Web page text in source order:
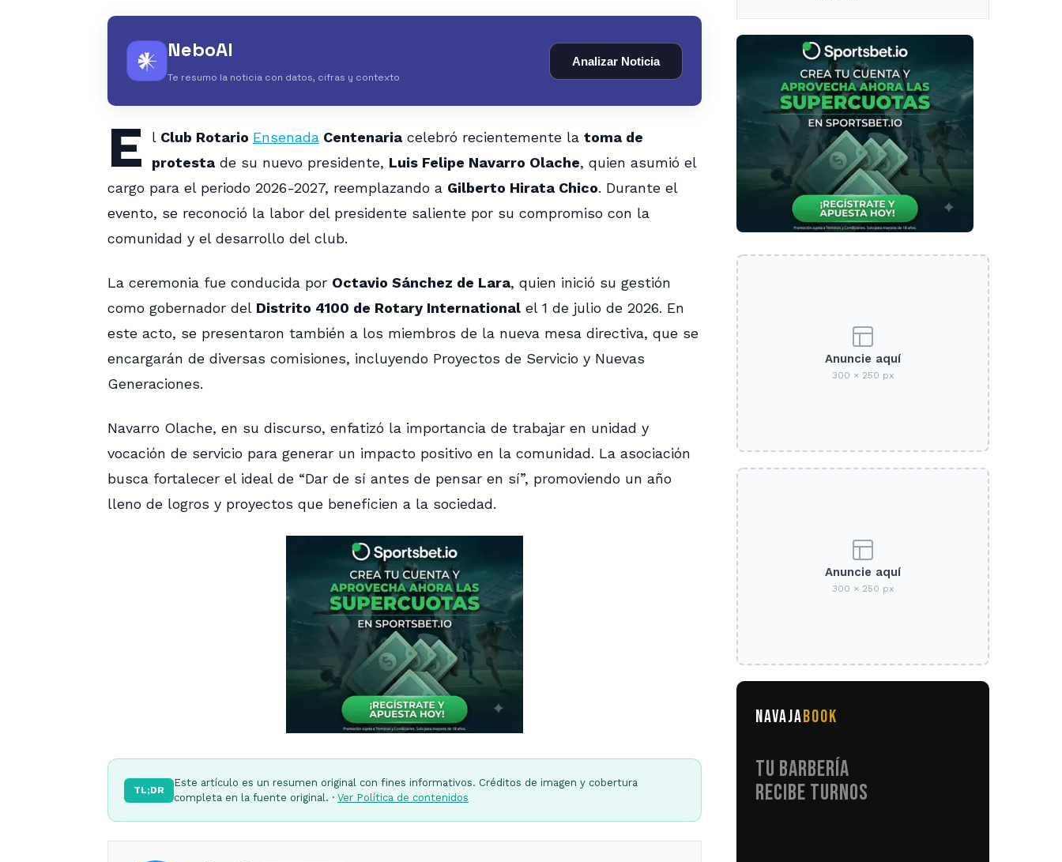
𒀭 NeboAI
Te resumo la noticia con datos, cifras y contexto
Analizar Noticia
E l Club Rotario EnsenadaCentenariacelebró recientemente la toma de
protestade su nuevo presidente, Luis Felipe Navarro Olache, quien asumió el
cargo para el periodo 2026-2027, reemplazando a Gilberto Hirata Chico. Durante el
evento, se reconoció la labor del presidente saliente por su compromiso con la
comunidad y el desarrollo del club.
La ceremonia fue conducida por Octavio Sánchez de Lara, quien inició su gestión
como gobernador del Distrito 4100 de Rotary International el 1 de julio de 2026. En
este acto, se presentaron también a los miembros de la nueva mesa directiva, que se
encargarán de diversas comisiones, incluyendo Proyectos de Servicio y Nuevas
Generaciones.
Navarro Olache, en su discurso, enfatizó la importancia de trabajar en unidad y
vocación de servicio para generar un impacto positivo en la comunidad. La asociación
busca fortalecer el ideal de “Dar de sí antes de pensar en sí”, promoviendo un año
lleno de logros y proyectos que beneficien a la sociedad.
TL;DR
Este artículo es un resumen original con fines informativos. Créditos de imagen y cobertura
completa en la fuente original. · Ver Política de contenidos
Anuncie aquí
300 × 250 px
Anuncie aquí
300 × 250 px
NAVAJABOOK
TU BARBERÍA
RECIBE TURNOS